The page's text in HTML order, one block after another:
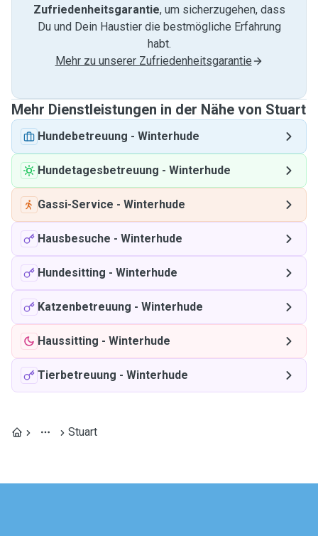
Zufriedenheitsgarantie, um sicherzugehen, dass
Du und Dein Haustier die bestmögliche Erfahrung
habt.
Mehr zu unserer Zufriedenheitsgarantie
Mehr Dienstleistungen in der Nähe von Stuart
Hundebetreuung - Winterhude
Hundetagesbetreuung - Winterhude
Gassi-Service - Winterhude
Hausbesuche - Winterhude
Hundesitting - Winterhude
Katzenbetreuung - Winterhude
Haussitting - Winterhude
Tierbetreuung - Winterhude
Stuart